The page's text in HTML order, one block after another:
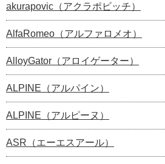
akurapovic（アクラポビッチ）
AlfaRomeo（アルファロメオ）
AlloyGator（アロイゲーター）
ALPINE（アルパイン）
ALPINE（アルピーヌ）
ASR（エーエスアール）